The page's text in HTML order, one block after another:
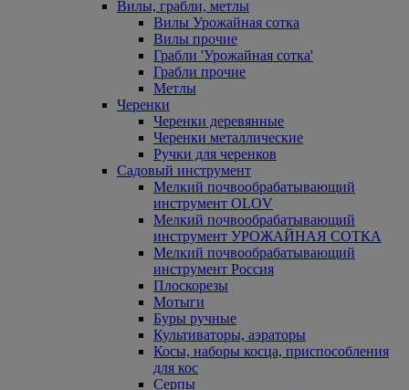
Вилы, грабли, метлы
Вилы Урожайная сотка
Вилы прочие
Грабли 'Урожайная сотка'
Грабли прочие
Метлы
Черенки
Черенки деревянные
Черенки металлические
Ручки для черенков
Садовый инструмент
Мелкий почвообрабатывающий
инструмент OLOV
Мелкий почвообрабатывающий
инструмент УРОЖАЙНАЯ СОТКА
Мелкий почвообрабатывающий
инструмент Россия
Плоскорезы
Мотыги
Буры ручные
Культиваторы, аэраторы
Косы, наборы косца, приспособления
для кос
Серпы